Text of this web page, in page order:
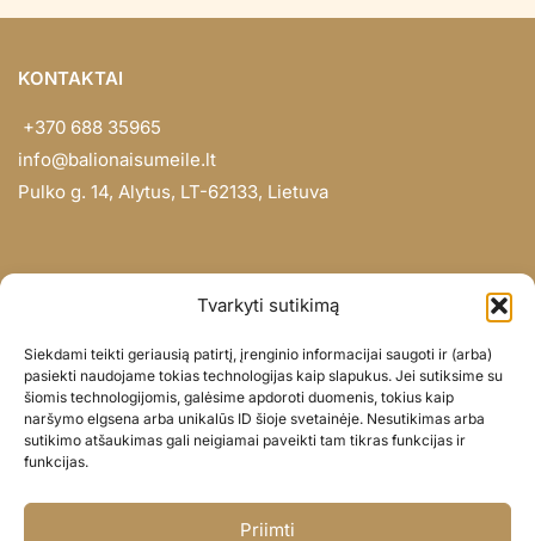
Tvarkyti sutikimą
Siekdami teikti geriausią patirtį, įrenginio informacijai saugoti ir (arba)
pasiekti naudojame tokias technologijas kaip slapukus. Jei sutiksime su
šiomis technologijomis, galėsime apdoroti duomenis, tokius kaip
naršymo elgsena arba unikalūs ID šioje svetainėje. Nesutikimas arba
sutikimo atšaukimas gali neigiamai paveikti tam tikras funkcijas ir
funkcijas.
Priimti
KONTAKTAI
+370 688 35965
info@balionaisumeile.lt
Pulko g. 14, Alytus, LT-62133, Lietuva
Didmena
Darbų portfolio
Privatumo politika
Parduotuvės politika